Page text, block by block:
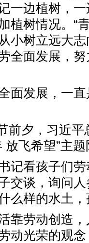
一边植树，
植树情况。“
小树立远大
全面发展，
面发展，一
前夕，习近
放飞希望”主
记看孩子们
交谈，询问
么样的水土
靠劳动创造
动光荣的观